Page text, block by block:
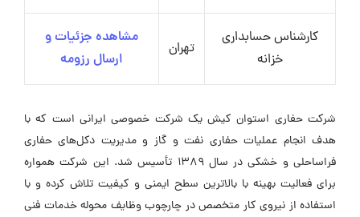
کارشناس حسابداری
خزانه
تهران
مشاهده جزئیات و
ارسال رزومه
شرکت حفاری استوان کیش یک شرکت خصوصی ایرانی است که با
هدف انجام عملیات حفاری نفت و گاز و مدیریت دکل‌های حفاری
فراساحلی و خشکی در سال 1389 تأسیس شد. این شرکت همواره
برای فعالیت بهینه با بالاترین سطح ایمنی و کیفیت تلاش کرده و با
استفاده از نیروی کار متخصص در چارچوب وظایف محوله خدمات فنی